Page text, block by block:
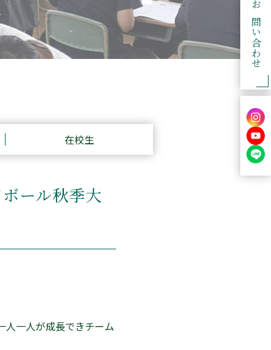
在校生
ール秋季大
人一人が成長できチーム
お問い合わせ